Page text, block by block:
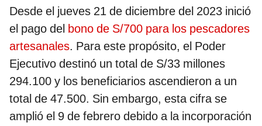
Desde el jueves 21 de diciembre del 2023 inició
el pago del bono de S/700 para los pescadores
artesanales. Para este propósito, el Poder
Ejecutivo destinó un total de S/33 millones
294.100 y los beneficiarios ascendieron a un
total de 47.500. Sin embargo, esta cifra se
amplió el 9 de febrero debido a la incorporación